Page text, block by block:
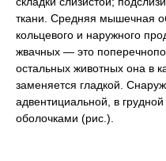
ткани. Средняя мышечная
кольцевого и наружного
жвачных — это
остальных животных она в
заменяется гладкой.
адвентициальной, в
оболочками (рис.).